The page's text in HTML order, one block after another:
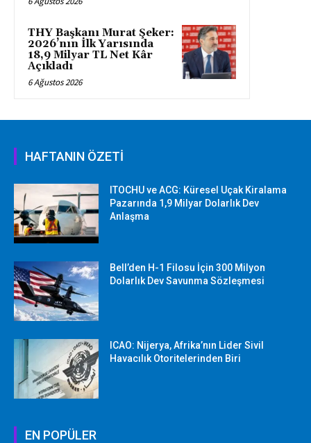
THY Başkanı Murat Şeker:
2026’nın İlk Yarısında
18,9 Milyar TL Net Kâr
Açıkladı
6 Ağustos 2026
HAFTANIN ÖZETİ
ITOCHU ve ACG: Küresel Uçak Kiralama
Pazarında 1,9 Milyar Dolarlık Dev
Anlaşma
Bell’den H-1 Filosu İçin 300 Milyon
Dolarlık Dev Savunma Sözleşmesi
ICAO: Nijerya, Afrika’nın Lider Sivil
Havacılık Otoritelerinden Biri
EN POPÜLER